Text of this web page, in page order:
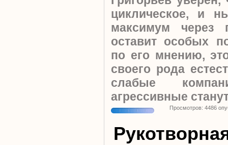
циклическое, и
максимум через
оставит особых
по его мнению,
своего рода
слабые
агрессивные
Просмотров: 4486